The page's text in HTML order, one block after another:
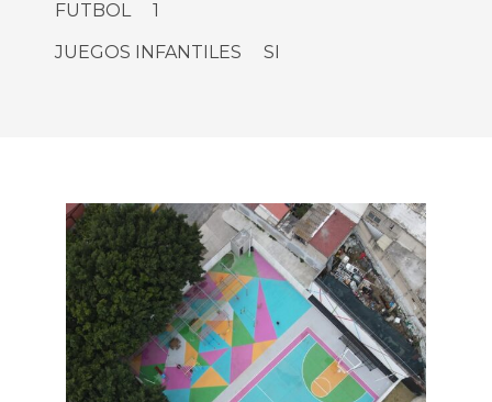
FUTBOL 1
JUEGOS INFANTILES SI